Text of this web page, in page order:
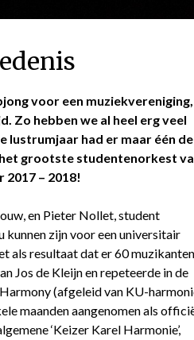
voor een muziekvereniging,
Zo hebben we al heel erg veel
lustrumjaar had er maar één de
grootste studentenorkest
– 2018!
en Pieter Nollet, student
kunnen zijn voor een universitair
als resultaat dat er 60 muzikanten
Jos de Kleijn en repeteerde in de
(afgeleid van KU-
maanden aangenomen als
‘Keizer Karel Harmonie’,